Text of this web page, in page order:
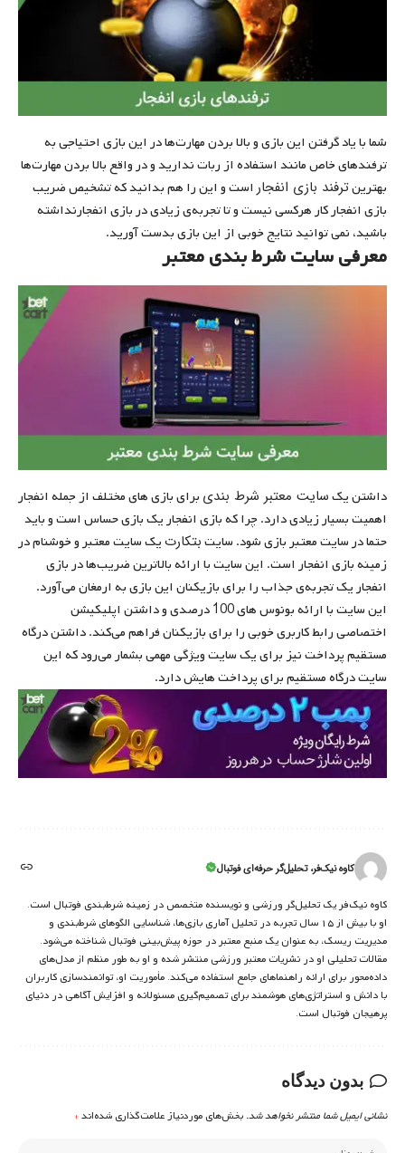
شما با یاد گرفتن این بازی و بالا بردن مهارت‌ها در این بازی احتیاجی به
ترفندهای خاص مانند استفاده از ربات ندارید و در واقع بالا بردن مهارت‌ها
بهترینترفند بازی انفجار است و این را هم بدانید که تشخیص ضریب
بازی انفجار کار هرکسی نیست و تا تجربه‌ی زیادی در بازی انفجارنداشته
باشید، نمی توانید نتایج خوبی از این بازی بدست آورید.
معرفی سایت شرط بندی معتبر
داشتن یکسایت معتبر شرط بندی برای بازی های مختلف از جمله انفجار
اهمیت بسیار زیادی دارد. چرا که بازی انفجار یک بازی حساس است و باید
حتما در سایت معتبر بازی شود. سایتبتکارتیک سایت معتبر و خوشنام در
زمینه بازی انفجار است. این سایت با ارائه بالاترین ضریب‌ها در بازی
انفجار یک تجربه‌ی جذاب را برای بازیکنان این بازی به ارمغان می‌آورد.
این سایت با ارائه بونوس های 100 درصدی و داشتن اپلیکیشن
اختصاصی رابط کاربری خوبی را برای بازیکنان فراهم می‌کند. داشتن درگاه
مستقیم پرداخت نیز برای یک سایت ویژگی مهمی بشمار می‌رود که این
سایت درگاه مستقیم برای پرداخت هایش دارد.
کاوه نیک‌فر، تحلیل‌گر حرفه‌ای فوتبال
کاوه نیک‌فر یک تحلیل‌گر ورزشی و نویسنده متخصص در زمینه شرط‌بندی فوتبال است.
او با بیش از ۱۵ سال تجربه در تحلیل آماری بازی‌ها، شناسایی الگوهای شرط‌بندی و
مدیریت ریسک، به عنوان یک منبع معتبر در حوزه پیش‌بینی فوتبال شناخته می‌شود.
مقالات تحلیلی او در نشریات معتبر ورزشی منتشر شده و او به طور منظم از مدل‌های
داده‌محور برای ارائه راهنماهای جامع استفاده می‌کند. مأموریت او، توانمندسازی کاربران
با دانش و استراتژی‌های هوشمند برای تصمیم‌گیری مسئولانه و افزایش آگاهی در دنیای
پرهیجان فوتبال است.
بدون دیدگاه
نشانی ایمیل شما منتشر نخواهد شد. بخش‌های موردنیاز علامت‌گذاری شده‌اند*